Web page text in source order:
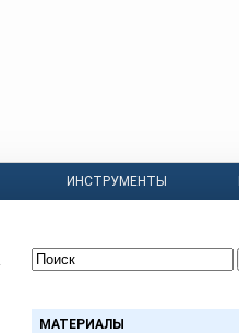
ИНСТРУМЕНТЫ
МАТЕРИАЛЫ